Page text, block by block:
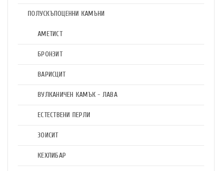
ПОЛУСКЪПОЦЕННИ КАМЪНИ
АМЕТИСТ
БРОНЗИТ
ВАРИСЦИТ
ВУЛКАНИЧЕН КАМЪК - ЛАВА
ЕСТЕСТВЕНИ ПЕРЛИ
ЗОИСИТ
КЕХЛИБАР